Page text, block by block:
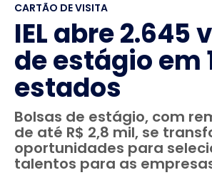
CARTÃO DE VISITA
IEL abre 2.645
de estágio em
estados
Bolsas de estágio, com
de até R$ 2,8 mil, se
oportunidades para
talentos para as